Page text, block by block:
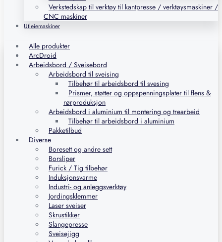
Verkstedskap til verktøy til kantpresse / verktøysmaskiner /
CNC maskiner
Utleiemaskiner
Alle produkter
ArcDroid
Arbeidsbord / Sveisebord
Arbeidsbord til sveising
Tilbehør til arbeidsbord til svesing
Prismer, støtter og oppspenningsplater til flens &
rørproduksjon
Arbeidsbord i aluminium til montering og trearbeid
Tilbehør til arbeidsbord i aluminium
Pakketilbud
Diverse
Boresett og andre sett
Borsliper
Furick / Tig tilbehør
Induksjonsvarme
Industri- og anleggsverktøy
Jordingsklemmer
Laser sveiser
Skrustikker
Slangepresse
Sveisejigg